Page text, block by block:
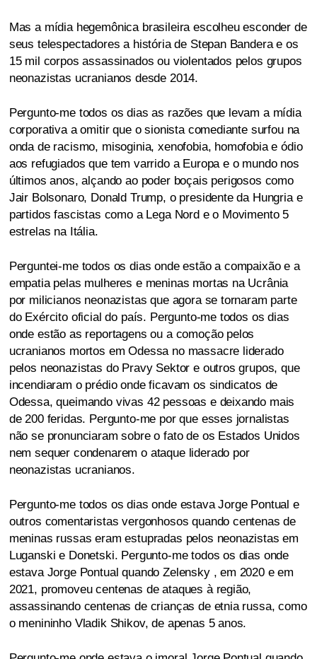
Mas a mídia hegemônica brasileira escolheu esconder de
seus telespectadores a história de Stepan Bandera e os
15 mil corpos assassinados ou violentados pelos grupos
neonazistas ucranianos desde 2014.
Pergunto-me todos os dias as razões que levam a mídia
corporativa a omitir que o sionista comediante surfou na
onda de racismo, misoginia, xenofobia, homofobia e ódio
aos refugiados que tem varrido a Europa e o mundo nos
últimos anos, alçando ao poder boçais perigosos como
Jair Bolsonaro, Donald Trump, o presidente da Hungria e
partidos fascistas como a Lega Nord e o Movimento 5
estrelas na Itália.
Perguntei-me todos os dias onde estão a compaixão e a
empatia pelas mulheres e meninas mortas na Ucrânia
por milicianos neonazistas que agora se tornaram parte
do Exército oficial do país. Pergunto-me todos os dias
onde estão as reportagens ou a comoção pelos
ucranianos mortos em Odessa no massacre liderado
pelos neonazistas do Pravy Sektor e outros grupos, que
incendiaram o prédio onde ficavam os sindicatos de
Odessa, queimando vivas 42 pessoas e deixando mais
de 200 feridas. Pergunto-me por que esses jornalistas
não se pronunciaram sobre o fato de os Estados Unidos
nem sequer condenarem o ataque liderado por
neonazistas ucranianos.
Pergunto-me todos os dias onde estava Jorge Pontual e
outros comentaristas vergonhosos quando centenas de
meninas russas eram estupradas pelos neonazistas em
Luganski e Donetski. Pergunto-me todos os dias onde
estava Jorge Pontual quando Zelensky , em 2020 e em
2021, promoveu centenas de ataques à região,
assassinando centenas de crianças de etnia russa, como
o menininho Vladik Shikov, de apenas 5 anos.